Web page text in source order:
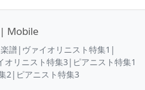
| Mobile
譜| ヴァイオリニスト特集1 |
オリニスト特集3 | ピアニスト特集1
2 | ピアニスト特集3